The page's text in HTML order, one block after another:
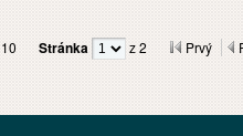
Stránka z 2 Prvý